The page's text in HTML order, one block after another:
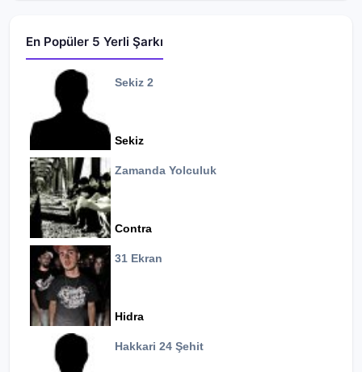
En Popüler 5 Yerli Şarkı
Sekiz 2
Sekiz
Zamanda Yolculuk
Contra
31 Ekran
Hidra
Hakkari 24 Şehit